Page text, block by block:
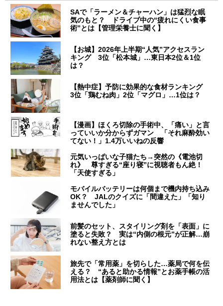
SAで「ラーメン＆チャーハン」は猛烈な眠
気のもと？ ドライブ中の“疲れにくい食事
術”とは【管理栄養士に聞く】
【お城】2026年上半期“人気”アクセスラン
キング 3位「松本城」…東日本2位＆1位
は？
【熱中症】予防に効果的な食材ランキング
3位「鶏むね肉」2位「マグロ」…1位は？
【漫画】ほくろ切除の手術中、「痛い」と言
っていいか分からずガマン 「それ麻酔効い
てない！」1.4万いいねの反響
元気いっぱいな子猫たち→突然の《電池切
れ》 尊すぎる“座り寝”に視聴者もん絶！
「天使すぎる」
モバイルバッテリーは何個まで機内持ち込み
OK？ JALのクイズに「間違えた」「知り
ませんでした」
前髪のセット、スタイリング剤を「表面」に
塗ると失敗？ 実は“内側の根元”が正解…崩
れない整え方とは
旅先で「常用薬」を切らした…薬局で何を伝
える？ “あると助かる情報”とお薬手帳の活
用法とは【薬剤師に聞く】